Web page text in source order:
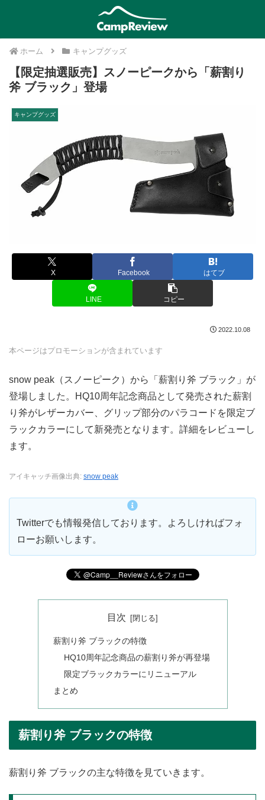
ホーム キャンプグッズ
【限定抽選販売】スノーピークから「薪割り
斧 ブラック」登場
キャンプグッズ
X Facebook はてブ
LINE コピー
2022.10.08
本ページはプロモーションが含まれています
snow peak（スノーピーク）から「薪割り斧 ブラック」が
登場しました。HQ10周年記念商品として発売された薪割
り斧がレザーカバー、グリップ部分のパラコードを限定ブ
ラックカラーにして新発売となります。詳細をレビューし
ます。
アイキャッチ画像出典: snow peak
Twitterでも情報発信しております。よろしければフォ
ローお願いします。
目次
薪割り斧 ブラックの特徴
HQ10周年記念商品の薪割り斧が再登場
限定ブラックカラーにリニューアル
まとめ
薪割り斧 ブラックの特徴
薪割り斧 ブラックの主な特徴を見ていきます。